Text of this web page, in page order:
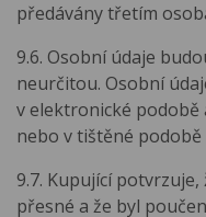
předávány třetím
9.6. Osobní údaje
neurčitou. Osobní
v elektronické
nebo v tištěné
9.7. Kupující
přesné a že byl